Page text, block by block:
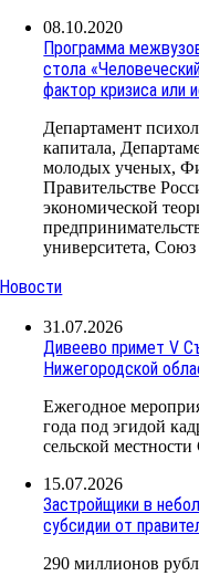
08.10.2020
Программа
стола
фактор кризиса или
Департамент
капитала,
молодых ученых,
Правительстве
экономической
университета,
Новости
31.07.2026
Дивеево примет V
Нижегородской
Ежегодное
года под эгидой
сельской
15.07.2026
Застройщики в
субсидии от
290 миллионов